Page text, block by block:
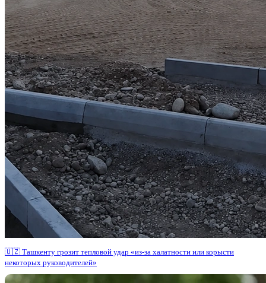
🇺🇿 Ташкенту грозит тепловой удар «из-за халатности или корысти
некоторых руководителей»